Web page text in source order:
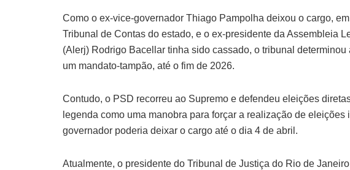
Como o ex-vice-governador Thiago Pampolha deixou o cargo,
Tribunal de Contas do estado, e o ex-presidente da Assembleia
(Alerj) Rodrigo Bacellar tinha sido cassado, o tribunal
um mandato-tampão, até o fim de 2026.
Contudo, o PSD recorreu ao Supremo e defendeu eleições
legenda como uma manobra para forçar a realização de
governador poderia deixar o cargo até o dia 4 de abril.
Atualmente, o presidente do Tribunal de Justiça do Rio de